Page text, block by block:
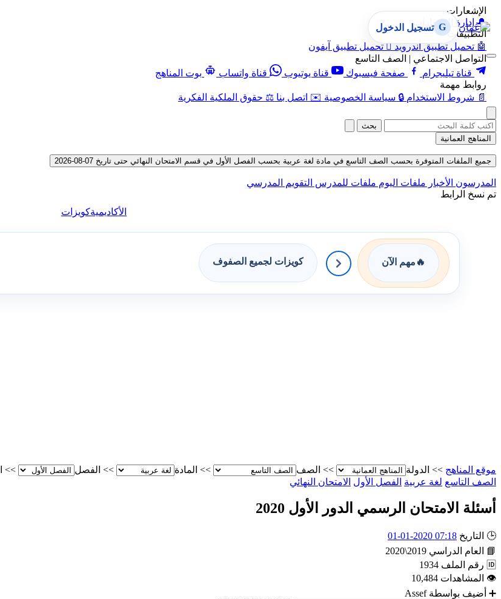
الإشعارات
🔔 إدارة الإشعارات
التطبيقات
🤖 تحميل تطبيق أندرويد  تحميل تطبيق آيفون
التواصل الاجتماعي | الصف التاسع
قناة تيليجرام
صفحة فيسبوك قناة يوتيوب قناة واتساب
بوت المناهج
روابط مهمة
📄 شروط الاستخدام 🔒 سياسة الخصوصية ✉️ اتصل بنا ⚖️ حقوق الملكية الفكرية
G تسجيل الدخول
بحث
المناهج العمانية
جميع الملفات المتوفرة بحسب الصف التاسع في مادة لغة عربية بحسب الفصل الأول في قسم الامتحان النهائي حتى تاريخ 07-08-2026
المدرسون الأخبار ملفات اليوم ملفات للمدرس التقويم المدرسي
تم نسخ الرابط
الأكاديميةكويزات
🔥 مهم الآن كويزات لجميع الصفوف
موقع المناهج >> الدولة >> الصف >> المادة >> الفصل >>
الصف التاسع لغة عربية الفصل الأول الامتحان النهائي
أسئلة الامتحان الرسمي الدور الأول 2020
🕒 التاريخ 07:18 2020-01-01
📘
العام الدراسي 2019\2020
🆔 رقم الملف 1934
👁 المشاهدات 10,484
➕ أضيف بواسطة Assef